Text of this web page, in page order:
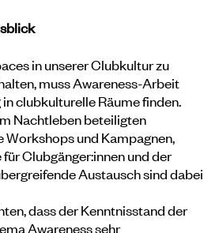
in unserer Clubkultur zu
muss Awareness-Arbeit
clubkulturelle Räume finden.
Nachtleben beteiligten
Workshops und Kampagnen,
Clubgänger:innen und der
Austausch sind dabei
dass der Kenntnisstand der
Awareness sehr